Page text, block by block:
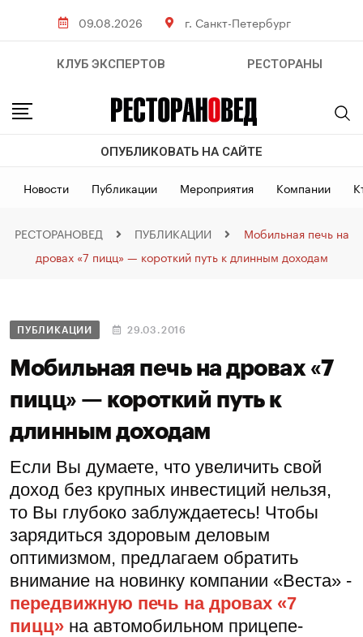
09.08.2026 г. Санкт-Петербург
КЛУБ ЭКСПЕРТОВ РЕСТОРАНЫ
ОПУБЛИКОВАТЬ НА САЙТЕ
Новости Публикации Мероприятия Компании
РЕСТОРАНОВЕД ПУБЛИКАЦИИ
Мобильная печь на
дровах «7 пицц» — короткий путь к длинным доходам
ПУБЛИКАЦИИ 29.03.2016
Мобильная печь на дровах «7
пицц» — короткий путь к
длинным доходам
Если Вы думаете, что увеличить свой
доход без крупных инвестиций нельзя,
то Вы глубоко заблуждаетесь! Чтобы
зарядиться здоровым деловым
оптимизмом, предлагаем обратить
внимание на новинку компании «Веста» -
передвижную печь на дровах «7
пицц» на автомобильном прицепе-